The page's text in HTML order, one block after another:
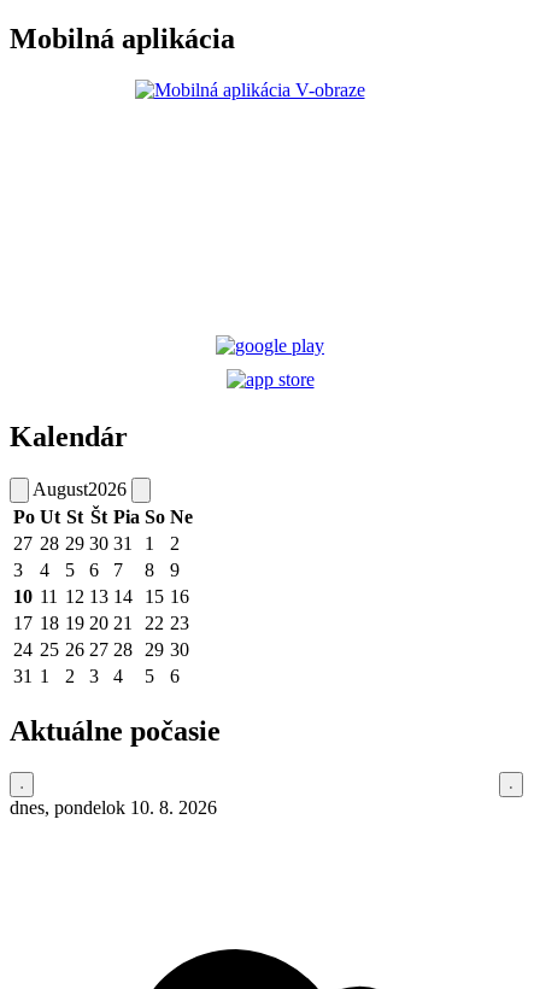
Mobilná aplikácia
Kalendár
August2026
Po Ut St Št Pia So Ne
27 28 29 30 31 1
2
3
4 5 6 7 8
9
10 11 12 13 14 15 16
17 18 19 20 21 22 23
24 25 26 27 28 29 30
31 1 2 3 4 5 6
Aktuálne počasie
dnes, pondelok 10. 8. 2026